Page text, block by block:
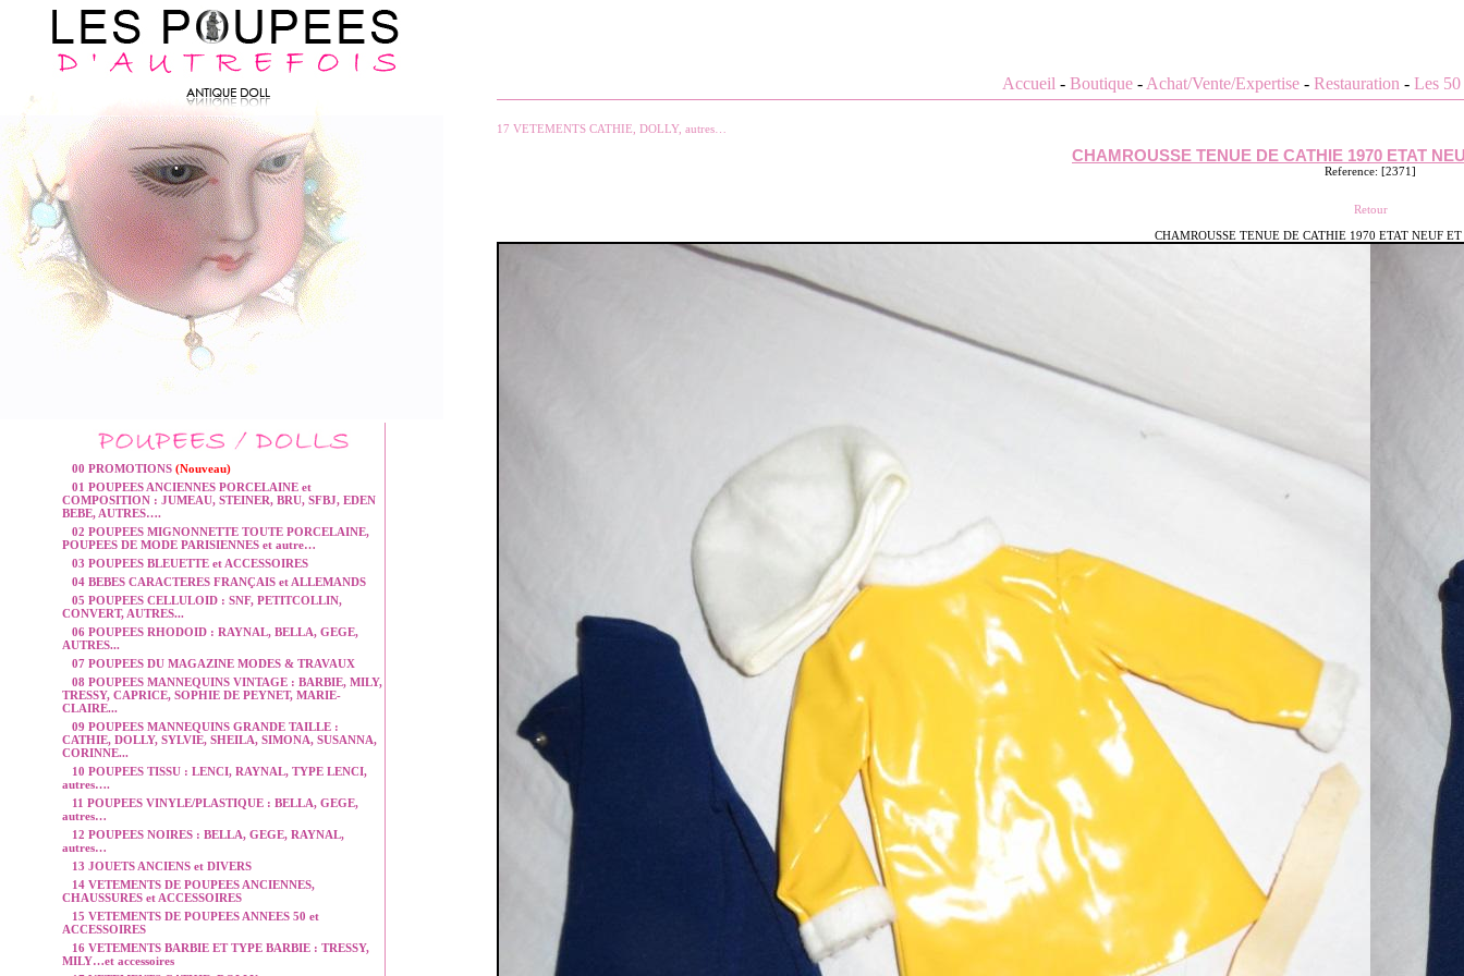
00 PROMOTIONS (Nouveau)
01 POUPEES ANCIENNES PORCELAINE et
COMPOSITION : JUMEAU, STEINER, BRU, SFBJ, EDEN
BEBE, AUTRES….
02 POUPEES MIGNONNETTE TOUTE PORCELAINE,
POUPEES DE MODE PARISIENNES et autre…
03 POUPEES BLEUETTE et ACCESSOIRES
04 BEBES CARACTERES FRANÇAIS et ALLEMANDS
05 POUPEES CELLULOID : SNF, PETITCOLLIN,
CONVERT, AUTRES...
06 POUPEES RHODOID : RAYNAL, BELLA, GEGE,
AUTRES...
07 POUPEES DU MAGAZINE MODES & TRAVAUX
08 POUPEES MANNEQUINS VINTAGE : BARBIE, MILY,
TRESSY, CAPRICE, SOPHIE DE PEYNET, MARIE-
CLAIRE...
09 POUPEES MANNEQUINS GRANDE TAILLE :
CATHIE, DOLLY, SYLVIE, SHEILA, SIMONA, SUSANNA,
CORINNE...
10 POUPEES TISSU : LENCI, RAYNAL, TYPE LENCI,
autres….
11 POUPEES VINYLE/PLASTIQUE : BELLA, GEGE,
autres…
12 POUPEES NOIRES : BELLA, GEGE, RAYNAL,
autres…
13 JOUETS ANCIENS et DIVERS
14 VETEMENTS DE POUPEES ANCIENNES,
CHAUSSURES et ACCESSOIRES
15 VETEMENTS DE POUPEES ANNEES 50 et
ACCESSOIRES
16 VETEMENTS BARBIE ET TYPE BARBIE : TRESSY,
MILY…et accessoires
Accueil - Boutique- Achat/Vente/Expertise- Restauration - Les 50
17 VETEMENTS CATHIE, DOLLY, autres…
CHAMROUSSE TENUE DE CATHIE 1970 ETAT
Reference: [2371]
Retour
CHAMROUSSE TENUE DE CATHIE 1970 ETAT NEUF